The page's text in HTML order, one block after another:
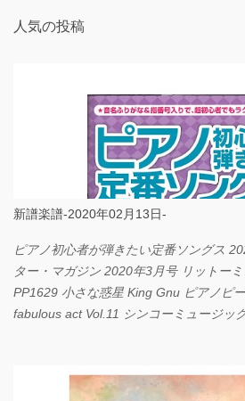
人気の投稿
新譜楽譜-2020年02月13日-
ピアノ初心者が弾きたい定番ソングス
ター・マガジン 2020年3月号 リットー
PP1629 小さな惑星 King Gnu ピアノピ
fabulous act Vol.11 シンコーミュージ